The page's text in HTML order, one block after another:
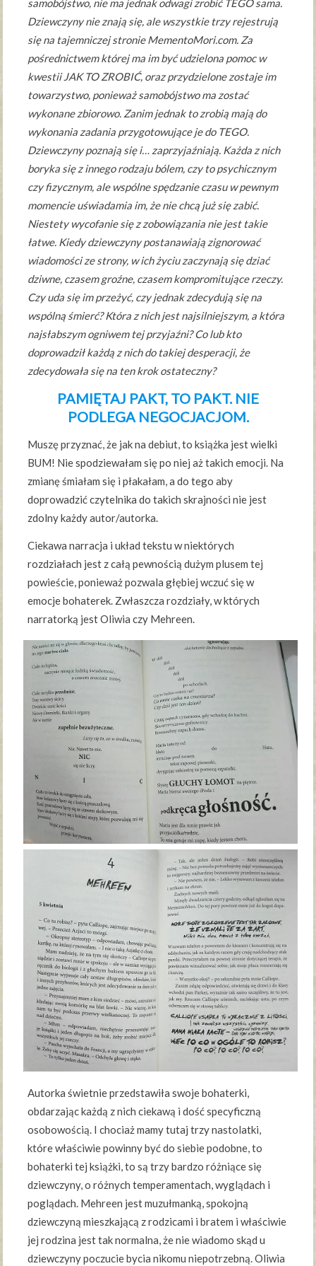
samobójstwo, nie ma jednak odwagi zrobić TEGO sama.
Dziewczyny nie znają się, ale wszystkie trzy rejestrują
się na tajemniczej stronie MementoMori.com. Za
pośrednictwem której ma im być udzielona pomoc w
kwestii JAK TO ZROBIĆ, oraz przydzielone zostaje im
towarzystwo, ponieważ samobójstwo ma zostać
wykonane zbiorowo. Zanim jednak to zrobią mają do
wykonania zadania przygotowujące je do TEGO.
Dziewczyny poznają się i… zaprzyjaźniają. Każda z nich
boryka się z innego rodzaju bólem, czy to psychicznym
czy fizycznym, ale wspólne spędzanie czasu w pewnym
momencie uświadamia im, że nie chcą już się zabić.
Niestety wycofanie się z zobowiązania nie jest takie
łatwe. Kiedy dziewczyny postanawiają zignorować
wiadomości ze strony, w ich życiu zaczynają się dziać
dziwne, czasem groźne, czasem kompromitujące rzeczy.
Czy uda się im przeżyć, czy jednak zdecydują się na
wspólną śmierć? Która z nich jest najsilniejszym, a która
najsłabszym ogniwem tej przyjaźni? Co lub kto
doprowadził każdą z nich do takiej desperacji, że
zdecydowała się na ten krok ostateczny?
PAMIĘTAJ PAKT, TO PAKT. NIE
PODLEGA NEGOCJACJOM.
Muszę przyznać, że jak na debiut, to książka jest wielki
BUM! Nie spodziewałam się po niej aż takich emocji. Na
zmianę śmiałam się i płakałam, a do tego aby
doprowadzić czytelnika do takich skrajności nie jest
zdolny każdy autor/autorka.
Ciekawa narracja i układ tekstu w niektórych
rozdziałach jest z całą pewnością dużym plusem tej
powieście, ponieważ pozwala głębiej wczuć się w
emocje bohaterek. Zwłaszcza rozdziały, w których
narratorką jest Oliwia czy Mehreen.
Autorka świetnie przedstawiła swoje bohaterki,
obdarzając każdą z nich ciekawą i dość specyficzną
osobowością. I chociaż mamy tutaj trzy nastolatki,
które właściwie powinny być do siebie podobne, to
bohaterki tej książki, to są trzy bardzo różniące się
dziewczyny, o różnych temperamentach, wyglądach i
poglądach. Mehreen jest muzułmanką, spokojną
dziewczyną mieszkającą z rodzicami i bratem i właściwie
jej rodzina jest tak normalna, że nie wiadomo skąd u
dziewczyny poczucie bycia nikomu niepotrzebną. Oliwia